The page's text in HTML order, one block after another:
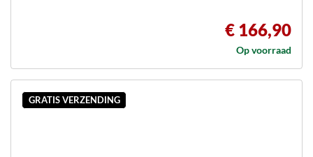
€ 166,90
Op voorraad
GRATIS VERZENDING